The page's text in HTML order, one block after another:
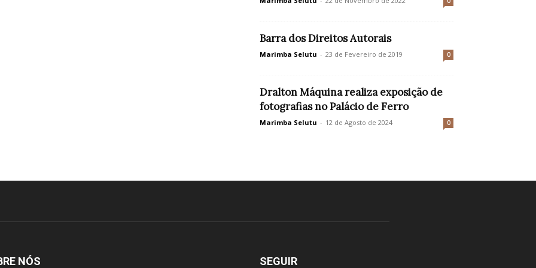
Barra dos Direitos Autorais
Marimba Selutu - 23 de Fevereiro de 2019 0
Dralton Máquina realiza exposição de
fotografias no Palácio de Ferro
Marimba Selutu - 12 de Agosto de 2024 0
NÓS SEGUIR